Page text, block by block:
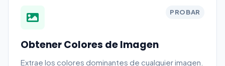
PROBAR
Obtener Colores de Imagen
Extrae los colores dominantes de cualquier imagen.